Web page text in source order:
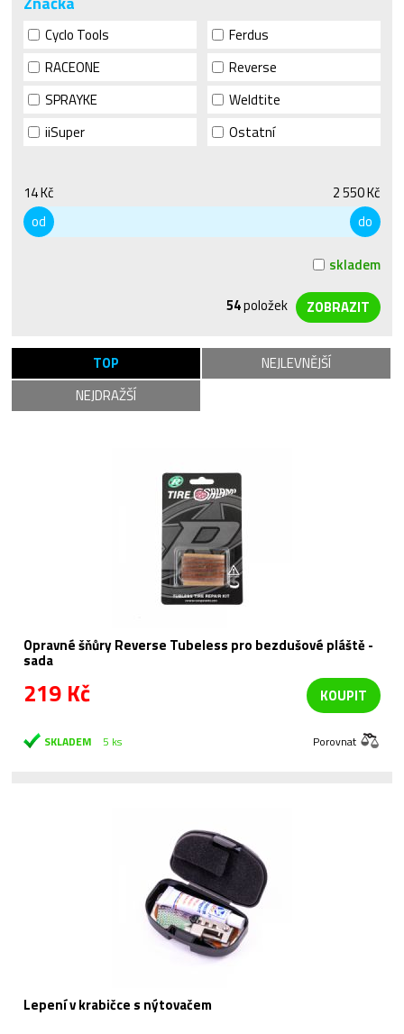
Cyclo Tools
Ferdus
RACEONE
Reverse
SPRAYKE
Weldtite
iiSuper
Ostatní
14 Kč
2 550 Kč
od
do
skladem
54položek
TOP
NEJLEVNĚJŠÍ
NEJDRAŽŠÍ
Opravné šňůry Reverse Tubeless pro bezdušové pláště -
sada
219 Kč KOUPIT
SKLADEM 5 ks Porovnat
Lepení v krabičce s nýtovačem